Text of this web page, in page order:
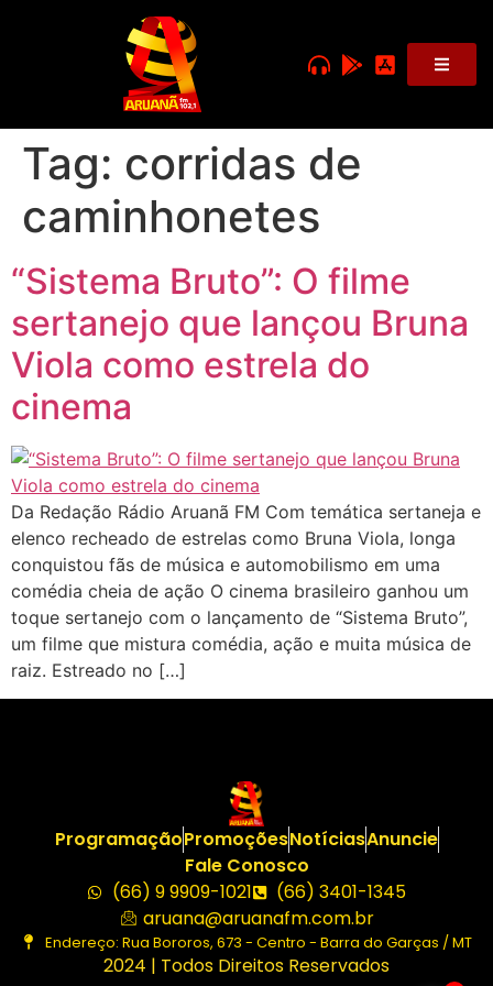
Tag: corridas de
caminhonetes
“Sistema Bruto”: O filme
sertanejo que lançou Bruna
Viola como estrela do
cinema
Da Redação Rádio Aruanã FM Com temática sertaneja e
elenco recheado de estrelas como Bruna Viola, longa
conquistou fãs de música e automobilismo em uma
comédia cheia de ação O cinema brasileiro ganhou um
toque sertanejo com o lançamento de “Sistema Bruto”,
um filme que mistura comédia, ação e muita música de
raiz. Estreado no […]
ProgramaçãoPromoçõesNotíciasAnuncie
Fale Conosco
(66) 9 9909-1021
(66) 3401-1345
aruana@aruanafm.com.br
Endereço: Rua Bororos, 673 - Centro - Barra do Garças / MT
2024 | Todos Direitos Reservados